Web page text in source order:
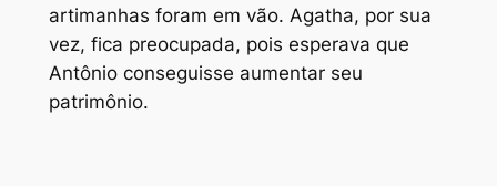
artimanhas foram em vão. Agatha, por sua
vez, fica preocupada, pois esperava que
Antônio conseguisse aumentar seu
patrimônio.